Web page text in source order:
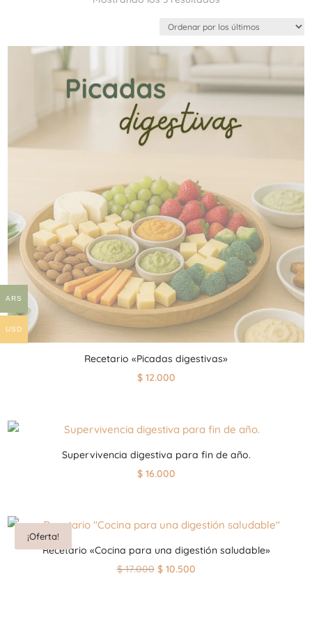
los
últimos
Recetario «Picadas digestivas»
$12.000
Supervivencia digestiva para fin de año.
$16.000
¡Oferta!
Recetario «Cocina para una digestión saludable»
$17.000 El
$10.500El
ARS
USD